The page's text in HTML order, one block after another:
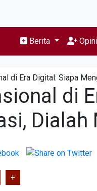
Berita Opini
di Era Digital: Siapa
di
Dialah
+